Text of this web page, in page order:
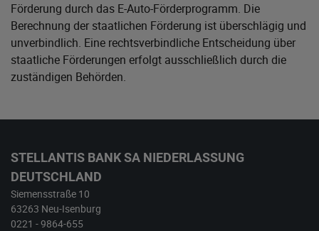
Förderung durch das E-Auto-Förderprogramm. Die
Berechnung der staatlichen Förderung ist überschlägig und
unverbindlich. Eine rechtsverbindliche Entscheidung über
staatliche Förderungen erfolgt ausschließlich durch die
zuständigen Behörden.
STELLANTIS BANK SA NIEDERLASSUNG
DEUTSCHLAND
Siemensstraße 10
63263 Neu-Isenburg
0221 - 9864-655